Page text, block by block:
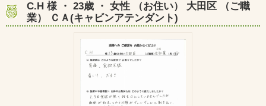
C.H 様 ・ 23歳 ・ 女性 （お住い） 大田区 （ご職
業） ＣＡ(キャビンアテンダント)